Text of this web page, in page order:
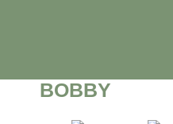
BOBBY